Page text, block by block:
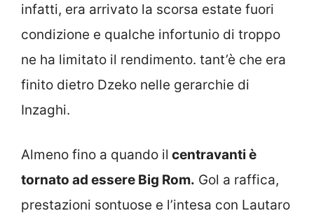
infatti, era arrivato la scorsa estate fuori
condizione e qualche infortunio di troppo
ne ha limitato il rendimento. tant’è che era
finito dietro Dzeko nelle gerarchie di
Inzaghi.
Almeno fino a quando il centravanti è
tornato ad essere Big Rom. Gol a raffica,
prestazioni sontuose e l’intesa con Lautaro